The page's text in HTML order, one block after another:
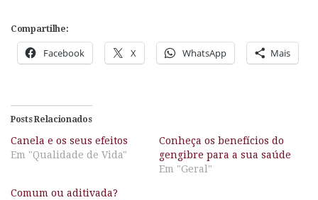
Compartilhe:
Facebook X WhatsApp Mais
Posts Relacionados
Canela e os seus efeitos
Em "Qualidade de Vida"
Conheça os benefícios do
gengibre para a sua saúde
Em "Geral"
Comum ou aditivada?